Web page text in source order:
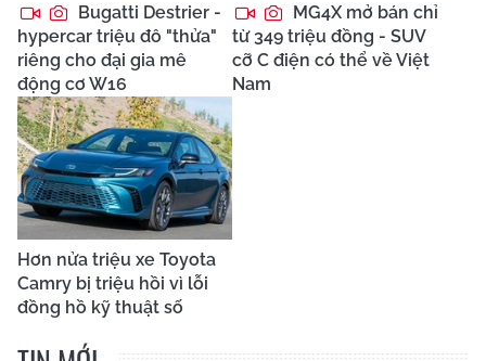
Bugatti Destrier -
hypercar triệu đô "thửa"
riêng cho đại gia mê
động cơ W16
MG4X mở bán chỉ
từ 349 triệu đồng - SUV
cỡ C điện có thể về Việt
Nam
Hơn nửa triệu xe Toyota
Camry bị triệu hồi vì lỗi
đồng hồ kỹ thuật số